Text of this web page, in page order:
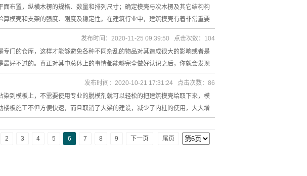
布置，纵横木楞的规格、数量和排列尺寸；确定模壳与次木楞及其它结构构
模壳和支架的强度、刚度及稳定性。在建筑行业中，建筑模壳有着非常重要
门的仓库，这样才能够避免各种不同杂乱的物品对其造成很大的影响或者是
好不过的。真正对其中总体上的事情都能够完全做好认识之后，你就会发现
发布时间：2020-11-25 09:39:50 点击次数：104
到模板上，不需要使用专业的脱模剂就可以轻松的把建筑模壳给取下来，模
板施工不但方便快速，而且取消了大梁的建设，减少了内柱的使用，大大增
发布时间：2020-10-21 17:31:24 点击次数：86
2 3 4 5 6 7 8 9 下一页 尾页